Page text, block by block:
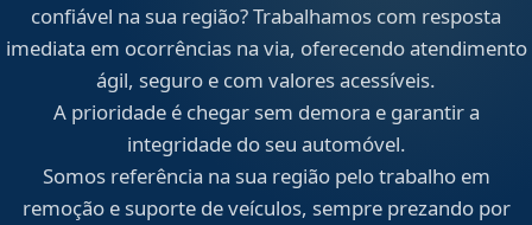
confiável na sua região? Trabalhamos com resposta
imediata em ocorrências na via, oferecendo atendimento
ágil, seguro e com valores acessíveis.
A prioridade é chegar sem demora e garantir a
integridade do seu automóvel.
Somos referência na sua região pelo trabalho em
remoção e suporte de veículos, sempre prezando por